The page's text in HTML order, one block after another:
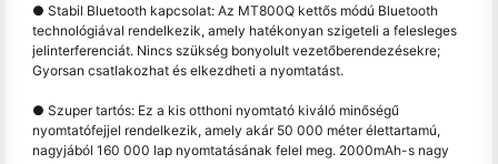
● Stabil Bluetooth kapcsolat: Az MT800Q kettős módú Bluetooth
technológiával rendelkezik, amely hatékonyan szigeteli a felesleges
jelinterferenciát. Nincs szükség bonyolult vezetőberendezésekre;
Gyorsan csatlakozhat és elkezdheti a nyomtatást.
● Szuper tartós: Ez a kis otthoni nyomtató kiváló minőségű
nyomtatófejjel rendelkezik, amely akár 50 000 méter élettartamú,
nagyjából 160 000 lap nyomtatásának felel meg. 2000mAh-s nagy